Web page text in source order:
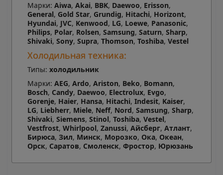
Марки: Aiwa, Akai, BBK, Daewoo, Erisson,
General, Gold Star, Grundig, Hitachi, Horizont,
Hyundai, JVC, Kenwood, LG, Loewe, Panasonic,
Philips, Polar, Rolsen, Samsung, Saturn, Sharp,
Shivaki, Sony, Supra, Thomson, Toshiba, Vestel
Холодильная техника:
Типы: холодильник
Марки: AEG, Ardo, Ariston, Beko, Bomann,
Bosch, Candy, Daewoo, Electrolux, Evgo,
Gorenje, Haier, Hansa, Hitachi, Indesit, Kaiser,
LG, Liebherr, Miele, Neff, Nord, Samsung, Sharp,
Shivaki, Siemens, Stinol, Toshiba, Vestel,
Vestfrost, Whirlpool, Zanussi, Айсберг, Атлант,
Бирюса, Зил, Минск, Морозко, Ока, Океан,
Орск, Саратов, Смоленск, Фростор, Юрюзань